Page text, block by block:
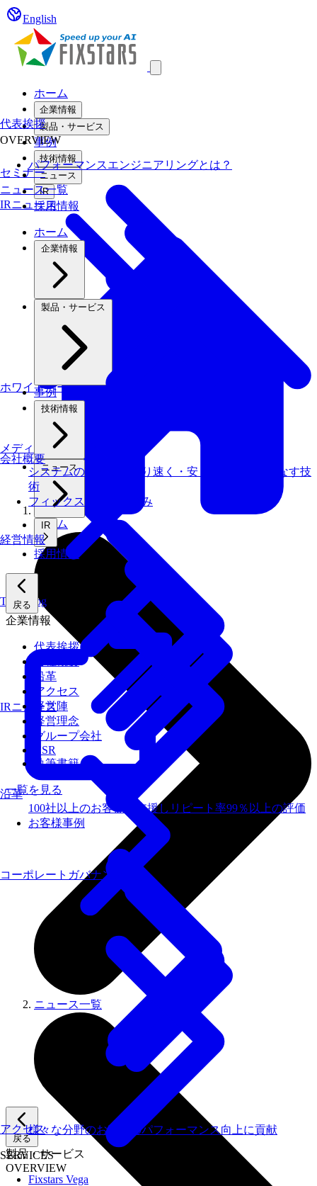
English
ホーム
企業情報
製品・サービス
事例
技術情報
セミナー
ホワイトペーパー
Tech Blog
ニュース
ニュース一覧
メディアライブラリ
IRニュース
IR
採用情報
ホーム
企業情報
製品・サービス
事例
技術情報
ニュース
IR
採用情報
戻る
企業情報
代表挨拶
沿革
アクセス
経営陣
経営理念
グループ会社
CSR
執筆書籍
一覧を見る
戻る
製品・サービス
OVERVIEW
代表挨拶
会社概要
沿革
アクセス
OVERVIEW
パフォーマンスエンジニアリングとは？
システムの仕事を、より速く・安く・省エネでこなす技
術
フィックスターズの​強み
100社以上のお客様を支援しリピート率99％以上の評価
お客様事例
様々な分野のお客様のパフォーマンス向上に貢献
SERVICES
Fixstars Vega
IRニュース
経営情報
コーポレートガバナンス
ホーム
ニュース一覧